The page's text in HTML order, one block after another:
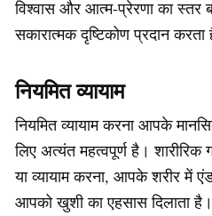
विश्वास और आत्म-प्रेरणा का
सकारात्मक दृष्टिकोण प्रदान करता
नियमित व्यायाम
नियमित व्यायाम करना आपके
लिए अत्यंत महत्वपूर्ण है। शारीरिक
या व्यायाम करना, आपके शरीर में
आपको खुशी का एहसास दिलाता है।